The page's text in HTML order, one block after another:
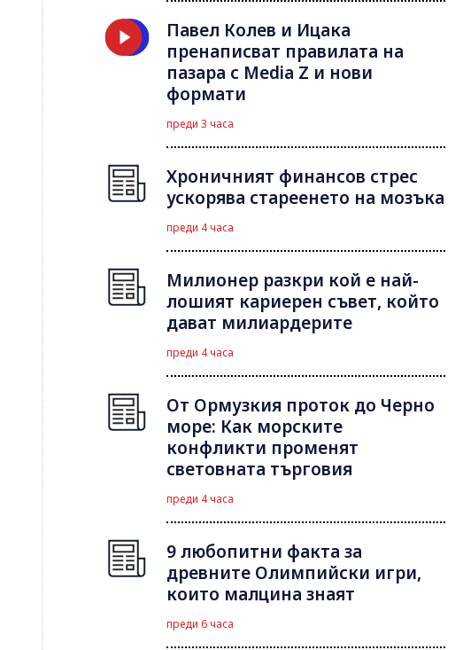
Павел Колев и Ицака
пренаписват правилата на
пазара с Media Z и нови
формати
преди 3 часа
Хроничният финансов стрес
ускорява стареенето на мозъка
преди 4 часа
Милионер разкри кой е най-
лошият кариерен съвет, който
дават милиардерите
преди 4 часа
От Ормузкия проток до Черно
море: Как морските
конфликти променят
световната търговия
преди 4 часа
9 любопитни факта за
древните Олимпийски игри,
които малцина знаят
преди 6 часа